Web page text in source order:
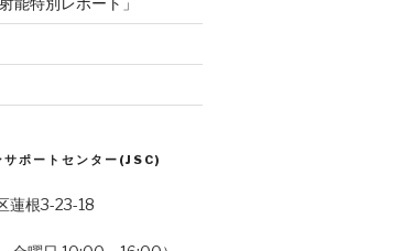
サポートセンター(JSC)
根3-23-18